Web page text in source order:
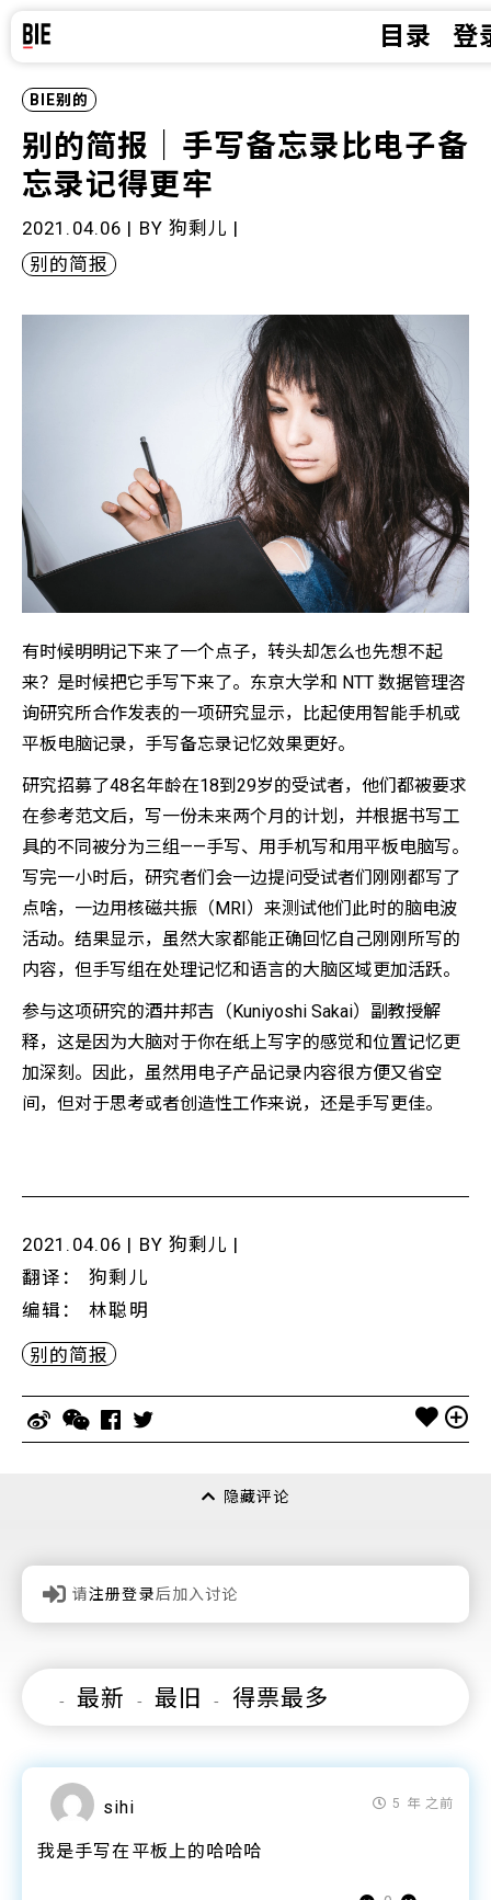
目录 登
BIE别的
别的简报｜手写备忘录比电子备
忘录记得更牢
2021.04.06 | BY 狗剩儿 |
别的简报
有时候明明记下来了一个点子，转头却怎么也先想不起
来？是时候把它手写下来了。东京大学和 NTT 数据管理咨
询研究所合作发表的一项研究显示，比起使用智能手机或
平板电脑记录，手写备忘录记忆效果更好。
研究招募了48名年龄在18到29岁的受试者，他们都被要求
在参考范文后，写一份未来两个月的计划，并根据书写工
具的不同被分为三组——手写、用手机写和用平板电脑写。
写完一小时后，研究者们会一边提问受试者们刚刚都写了
点啥，一边用核磁共振（MRI）来测试他们此时的脑电波
活动。结果显示，虽然大家都能正确回忆自己刚刚所写的
内容，但手写组在处理记忆和语言的大脑区域更加活跃。
参与这项研究的酒井邦吉（Kuniyoshi Sakai）副教授解
释，这是因为大脑对于你在纸上写字的感觉和位置记忆更
加深刻。因此，虽然用电子产品记录内容很方便又省空
间，但对于思考或者创造性工作来说，还是手写更佳。
2021.04.06 | BY 狗剩儿 |
翻译 ：
狗剩儿
编辑 ： 林聪明
别的简报
隐藏评论
请注册登录后加入讨论
最新 最旧 得票最多
sihi 5 年 之前
我是手写在平板上的哈哈哈